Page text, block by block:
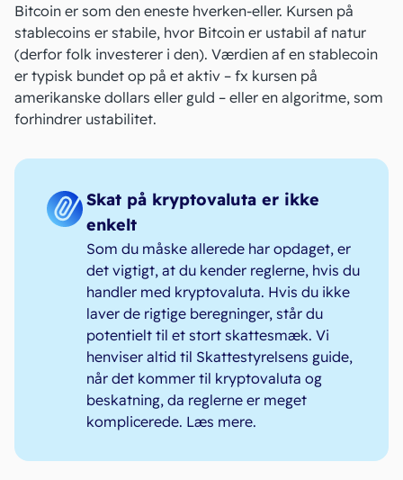
Bitcoin er som den eneste hverken-eller. Kursen på
stablecoins er stabile, hvor Bitcoin er ustabil af natur
(derfor folk investerer i den). Værdien af en stablecoin
er typisk bundet op på et aktiv – fx kursen på
amerikanske dollars eller guld – eller en algoritme, som
forhindrer ustabilitet.
Skat på kryptovaluta er ikke
enkelt
Som du måske allerede har opdaget, er
det vigtigt, at du kender reglerne, hvis du
handler med kryptovaluta. Hvis du ikke
laver de rigtige beregninger, står du
potentielt til et stort skattesmæk. Vi
henviser altid til Skattestyrelsens guide,
når det kommer til kryptovaluta og
beskatning, da reglerne er meget
komplicerede. Læs mere.